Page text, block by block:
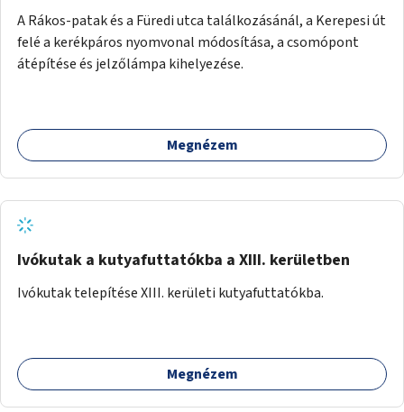
A Rákos-patak és a Füredi utca találkozásánál, a Kerepesi út
felé a kerékpáros nyomvonal módosítása, a csomópont
átépítése és jelzőlámpa kihelyezése.
Megnézem
Ivókutak a kutyafuttatókba a XIII. kerületben
Ivókutak telepítése XIII. kerületi kutyafuttatókba.
Megnézem